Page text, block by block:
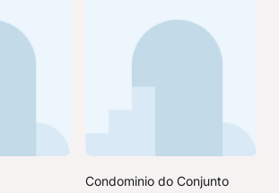
Condominio do Conjunto